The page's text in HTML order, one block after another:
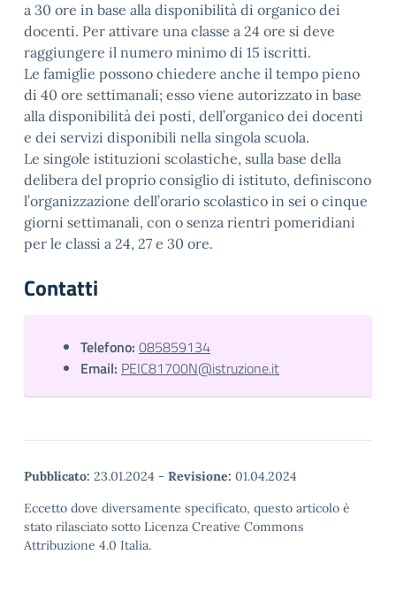
a 30 ore in base alla disponibilità di organico dei
docenti. Per attivare una classe a 24 ore si deve
raggiungere il numero minimo di 15 iscritti.
Le famiglie possono chiedere anche il tempo pieno
di 40 ore settimanali; esso viene autorizzato in base
alla disponibilità dei posti, dell’organico dei docenti
e dei servizi disponibili nella singola scuola.
Le singole istituzioni scolastiche, sulla base della
delibera del proprio consiglio di istituto, definiscono
l’organizzazione dell’orario scolastico in sei o cinque
giorni settimanali, con o senza rientri pomeridiani
per le classi a 24, 27 e 30 ore.
Contatti
Telefono: 085859134
Email: PEIC81700N@istruzione.it
Pubblicato: 23.01.2024 - Revisione: 01.04.2024
Eccetto dove diversamente specificato, questo articolo è
stato rilasciato sotto Licenza Creative Commons
Attribuzione 4.0 Italia.